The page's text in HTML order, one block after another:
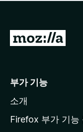
점
습
니
M
l
a
부가 기능
소개
Firefox 부가 기능